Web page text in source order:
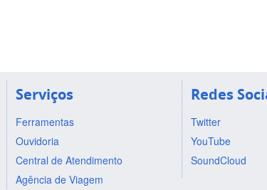
Serviços
Ferramentas
Ouvidoria
Central de Atendimento
Agência de Viagem
Redes
Twitter
YouTube
SoundCloud